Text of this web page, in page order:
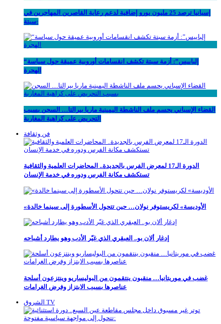
إسبانيا ترصد 25 مليون يورو إضافية لدعم رعاية القاصرين المهاجرين في
سبتة:
“إلباييس”: أزمة سبتة تكشف انقسامات أوروبية عميقة حول سياسة
الهجرة
القضاء الإسباني يحسم ملف الناشطة اليمينية ماريا بيرالتا… السجن بسبب
التحريض على كراهية المغاربة
فن وثقافة
الدورة الـ17 لمعرض الفرس بالجديدة.. المحاضرات العلمية والثقافية
تستكشف مكانة الفرس ودوره في خدمة الإنسان
«الأوديسة» لكريستوفر نولان… حين تتحول الأسطورة إلى سينما خالدة
إدغار ألان بو.. العبقري الذي غيّر الأدب وهو يطارد أشباحه
غضب في موريتانيا… منقبون ينتقمون من البوليساريو وينتزعون أسلحة
عناصرها بسبب الابتزاز وفرض الغرامات
الشروق TV